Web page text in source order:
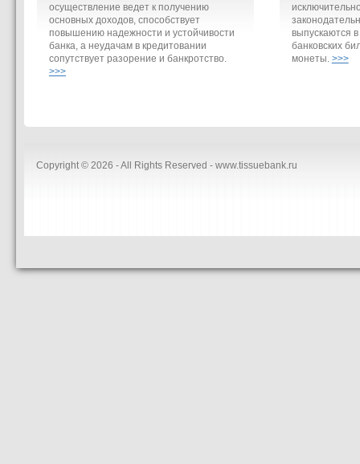
осуществление ведет к получению
основных доходов, способствует
повышению надежности и устойчивости
банка, а неудачам в кредитовании
сопутствует разорение и банкротство.
>>>
выпускаются
банковских
монеты. >>>
Copyright © 2026 - All Rights Reserved - www.tissuebank.ru